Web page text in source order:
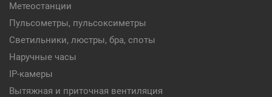
Метеостанции
Пульсометры, пульсоксиметры
Светильники, люстры, бра, споты
Наручные часы
IP-камеры
Вытяжная и приточная вентиляция